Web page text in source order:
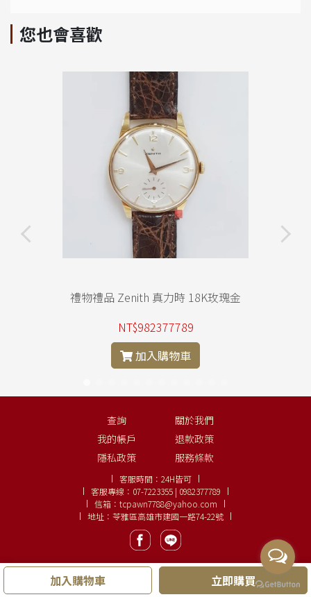
加入購物車 立即購買
您也會喜歡
禮物禮品 Zenith 真力時 18K玫瑰金
NT$982377789
加入購物車
查詢
關於我們
我的帳戶
退款政策
隱私政策
服務條款
客服時間： 24H皆可
客服專線： 07-7223355 | 0982377789
信箱： tcpawn7788@yahoo.com
地址：苓雅區高雄市建國一路74-22號
Copyright ©大眾名錶、鑽石線上購 0982377789.